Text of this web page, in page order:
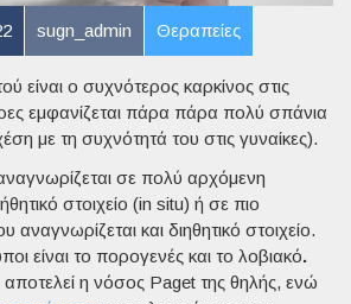
sugn_admin Θεραπείες
είναι ο συχνότερος καρκίνος στις
εμφανίζεται πάρα πάρα πολύ σπάνια
με τη συχνότητά του στις γυναίκες).
σε πολύ αρχόμενη
στοιχείο (in situ) ή σε πιο
και διηθητικό στοιχείο.
είναι το πορογενές και το λοβιακό.
η νόσος Paget της θηλής, ενώ